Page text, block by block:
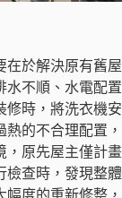
在於解決原有舊屋
水不順、水電配置
修時，將洗衣機安
的不合理配置，
，原先屋主僅計畫
檢查時，發現整體
度的重新修整，